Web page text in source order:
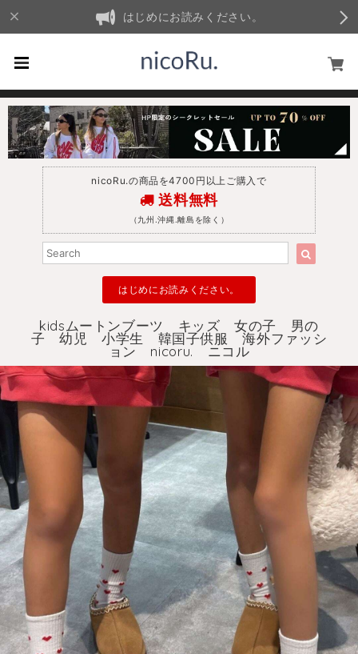
はじめにお読みください。
nicoRu.の商品を4700円以上ご購入で
送料無料
（九州.沖縄.離島を除く）
はじめにお読みください。
kidsムートンブーツ キッズ 女の子 男の
子 幼児 小学生 韓国子供服 海外ファッシ
ョン nicoru. ニコル